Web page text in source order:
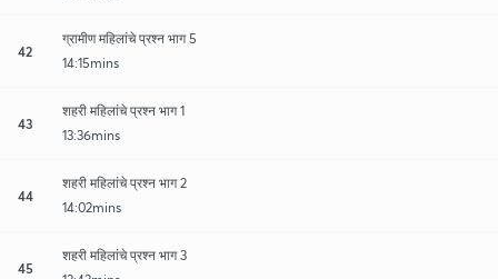
42
ग्रामीण महिलांचे प्रश्न भाग 5
14:15mins
43
शहरी महिलांचे प्रश्न भाग 1
13:36mins
44
शहरी महिलांचे प्रश्न भाग 2
14:02mins
45
शहरी महिलांचे प्रश्न भाग 3